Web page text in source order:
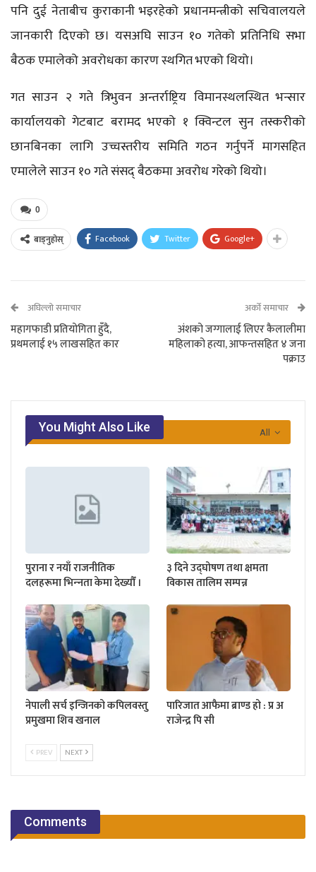
पनि दुई नेताबीच कुराकानी भइरहेको प्रधानमन्त्रीको सचिवालयले
जानकारी दिएको छ। यसअघि साउन १० गतेको प्रतिनिधि सभा
बैठक एमालेको अवरोधका कारण स्थगित भएको थियो।
गत साउन २ गते त्रिभुवन अन्तर्राष्ट्रिय विमानस्थलस्थित भन्सार
कार्यालयको गेटबाट बरामद भएको १ क्विन्टल सुन तस्करीको
छानबिनका लागि उच्चस्तरीय समिति गठन गर्नुपर्ने मागसहित
एमालेले साउन १० गते संसद्‌ बैठकमा अवरोध गरेको थियो।
0
बाड्नुहोस् Facebook Twitter Google+
अघिल्लो समाचार
महागफाडी प्रतियोगिता हुँदै,
प्रथमलाई १५ लाखसहित कार
अर्को समाचार
अंशको जग्गालाई लिएर कैलालीमा
महिलाको हत्या, आफन्तसहित ४ जना
पक्राउ
All
You Might Also Like
पुराना र नयाँ राजनीतिक
दलहरूमा भिन्‍नता केमा देख्यौँ ।
३ दिने उद्घोषण तथा क्षमता
विकास तालिम सम्पन्न
नेपाली सर्च इन्जिनको कपिलवस्तु
प्रमुखमा शिव खनाल
पारिजात आफैमा ब्राण्ड हो : प्र अ
राजेन्द्र पि सी
PREV NEXT
Comments